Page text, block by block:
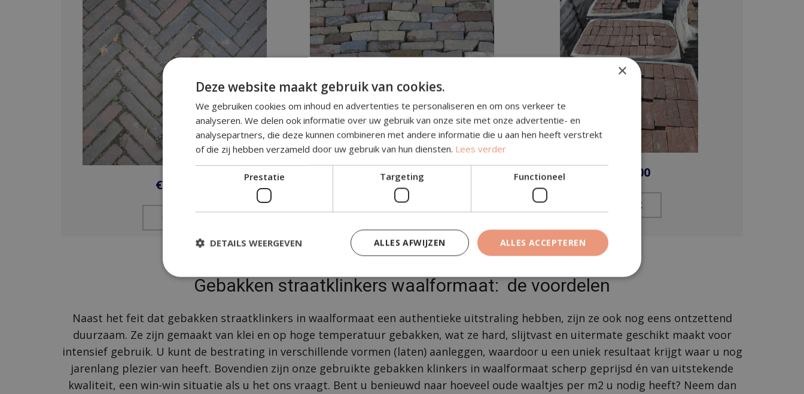
€ €14,75
30,00
BEKIJK​
Gebakken straatklinkers waalformaat: de voordelen
Naast het feit dat gebakken straatklinkers in waalformaat een authentieke uitstraling hebben, zijn ze ook nog eens ontzettend
duurzaam. Ze zijn gemaakt van klei en op hoge temperatuur gebakken, wat ze hard, slijtvast en uitermate geschikt maakt voor
intensief gebruik. U kunt de bestrating in verschillende vormen (laten) aanleggen, waardoor u een uniek resultaat krijgt waar u nog
jarenlang plezier van heeft. Bovendien zijn onze gebruikte gebakken klinkers in waalformaat scherp geprijsd én van uitstekende
kwaliteit, een win-win situatie als u het ons vraagt. Bent u benieuwd naar hoeveel oude waaltjes per m2 u nodig heeft? Neem dan
×
Deze website maakt gebruik van cookies.
We gebruiken cookies om inhoud en advertenties te personaliseren en om ons verkeer te
analyseren. We delen ook informatie over uw gebruik van onze site met onze advertentie- en
analysepartners, die deze kunnen combineren met andere informatie die u aan hen heeft verstrekt
of die zij hebben verzameld door uw gebruik van hun diensten. Lees verder
Prestatie Targeting Functioneel
ALLES ACCEPTEREN
ALLES AFWIJZEN
DETAILS WEERGEVEN